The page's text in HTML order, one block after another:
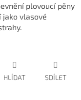
plovoucí pěny
jako vlasové
HLÍDAT SDÍLET